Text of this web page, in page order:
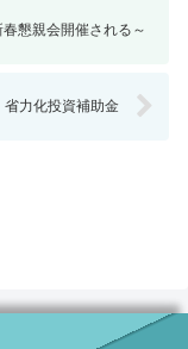
懇親会開催される～
力化投資補助金